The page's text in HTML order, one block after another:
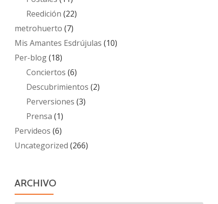
Reedición (22)
metrohuerto (7)
Mis Amantes Esdrújulas (10)
Per-blog(18)
Conciertos (6)
Descubrimientos (2)
Perversiones (3)
Prensa (1)
Pervideos (6)
Uncategorized (266)
ARCHIVO